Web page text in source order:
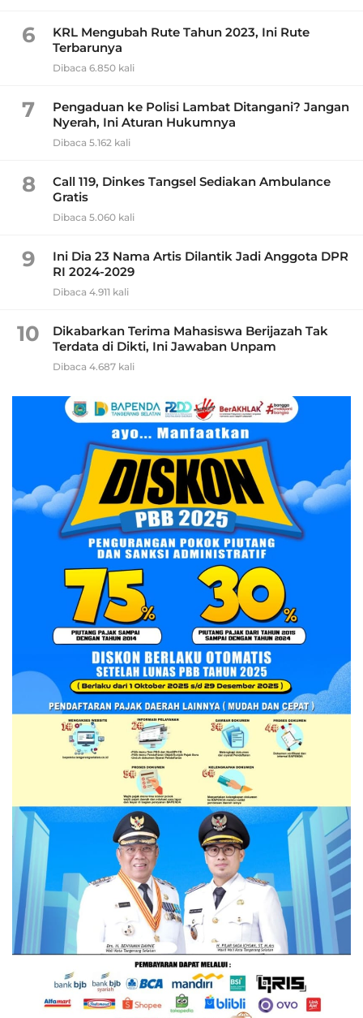
6
KRL Mengubah Rute Tahun 2023, Ini Rute
Terbarunya
Dibaca 6.850 kali
7
Pengaduan ke Polisi Lambat Ditangani? Jangan
Nyerah, Ini Aturan Hukumnya
Dibaca 5.162 kali
8
Call 119, Dinkes Tangsel Sediakan Ambulance
Gratis
Dibaca 5.060 kali
9
Ini Dia 23 Nama Artis Dilantik Jadi Anggota DPR
RI 2024-2029
Dibaca 4.911 kali
10
Dikabarkan Terima Mahasiswa Berijazah Tak
Terdata di Dikti, Ini Jawaban Unpam
Dibaca 4.687 kali